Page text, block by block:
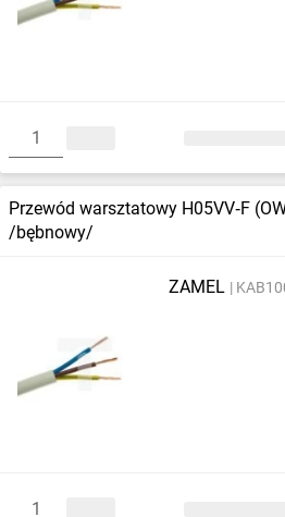
Przewód warsztatowy H05VV‑F
/bębnowy/
ZAMEL